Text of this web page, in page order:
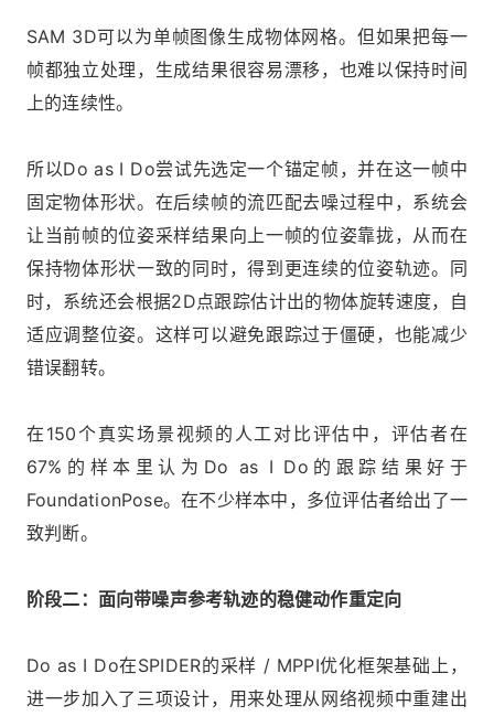
SAM 3D可以为单帧图像生成物体网格。但如果把每一
帧都独立处理，生成结果很容易漂移，也难以保持时间
上的连续性。
所以Do as I Do尝试先选定一个锚定帧，并在这一帧中
固定物体形状。在后续帧的流匹配去噪过程中，系统会
让当前帧的位姿采样结果向上一帧的位姿靠拢，从而在
保持物体形状一致的同时，得到更连续的位姿轨迹。同
时，系统还会根据2D点跟踪估计出的物体旋转速度，自
适应调整位姿。这样可以避免跟踪过于僵硬，也能减少
错误翻转。
在150个真实场景视频的人工对比评估中，评估者在
67%的样本里认为Do as I Do的跟踪结果好于
FoundationPose。在不少样本中，多位评估者给出了一
致判断。
阶段二：面向带噪声参考轨迹的稳健动作重定向
Do as I Do在SPIDER的采样 / MPPI优化框架基础上，
进一步加入了三项设计，用来处理从网络视频中重建出